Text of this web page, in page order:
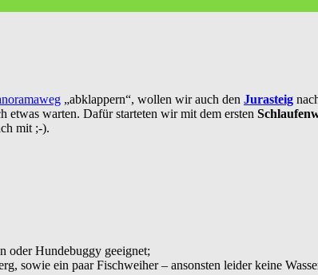
„abklappern“, wollen wir auch den Jurasteig
etwas warten. Dafür starteten wir mit dem ersten
mit ;-).
oder Hundebuggy geeignet;
sowie ein paar Fischweiher – ansonsten leider keine